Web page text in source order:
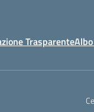
Trasparente